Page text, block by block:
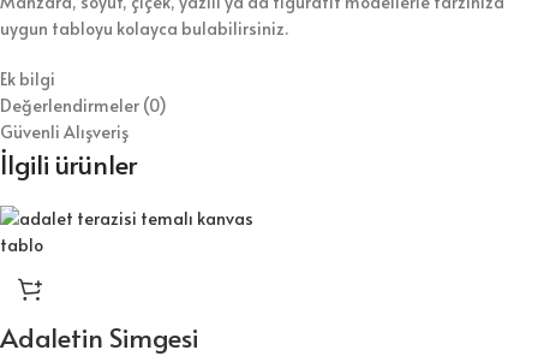
uygun tabloyu kolayca bulabilirsiniz.
Ek bilgi
Değerlendirmeler (0)
Güvenli Alışveriş
İlgili ürünler
Adaletin Simgesi